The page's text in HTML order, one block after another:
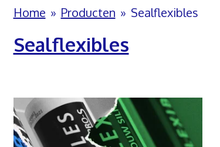
Home » Producten » Sealflexibles
Sealflexibles